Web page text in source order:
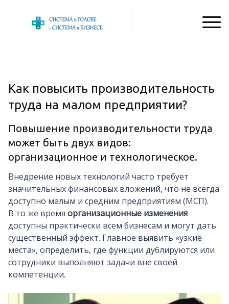
Как повысить производительность
труда на малом предприятии?
Повышение производительности труда
может быть двух видов:
организационное и технологическое.
Внедрение новых технологий часто требует
значительных финансовых вложений, что не всегда
доступно малым и средним предприятиям (МСП).
В то же время организационные изменения
доступны практически всем бизнесам и могут дать
существенный эффект. Главное выявить «узкие
места», определить, где функции дублируются или
сотрудники выполняют задачи вне своей
компетенции.